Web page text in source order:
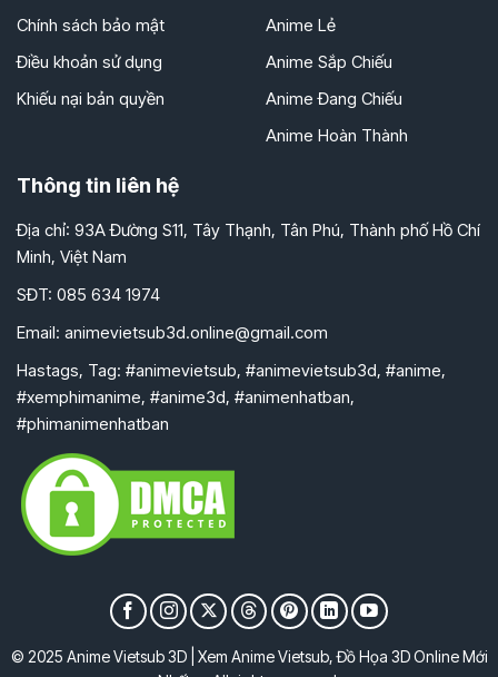
Chính sách bảo mật
Điều khoản sử dụng
Khiếu nại bản quyền
Anime Lẻ
Anime Sắp Chiếu
Anime Đang Chiếu
Anime Hoàn Thành
Thông tin liên hệ
Địa chỉ: 93A Đường S11, Tây Thạnh, Tân Phú, Thành phố Hồ Chí
Minh, Việt Nam
SĐT: 085 634 1974
Email: animevietsub3d.online@gmail.com
Hastags, Tag: #animevietsub, #animevietsub3d, #anime,
#xemphimanime, #anime3d, #animenhatban,
#phimanimenhatban
© 2025 Anime Vietsub 3D | Xem Anime Vietsub, Đồ Họa 3D Online Mới